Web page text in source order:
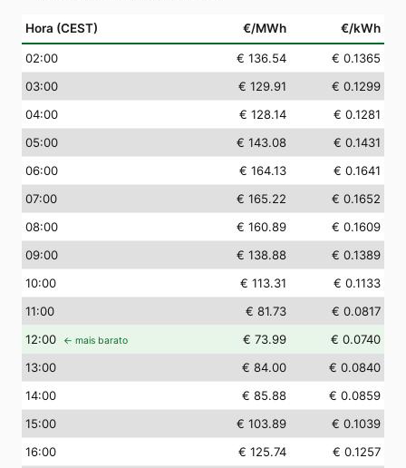
Hora (CEST) €/MWh €/kWh
02:00 € 136.54
€ 0.1365
03:00 € 129.91
€ 0.1299
04:00 € 128.14
€ 0.1281
05:00 € 143.08
€ 0.1431
06:00 € 164.13
€ 0.1641
07:00 € 165.22
€ 0.1652
08:00 € 160.89
€ 0.1609
09:00 € 138.88
€ 0.1389
10:00 € 113.31
€ 0.1133
11:00 € 81.73
€ 0.0817
12:00 ← mais barato € 73.99
€ 0.0740
13:00 € 84.00
€ 0.0840
14:00 € 85.88
€ 0.0859
15:00 € 103.89
€ 0.1039
16:00 € 125.74
€ 0.1257